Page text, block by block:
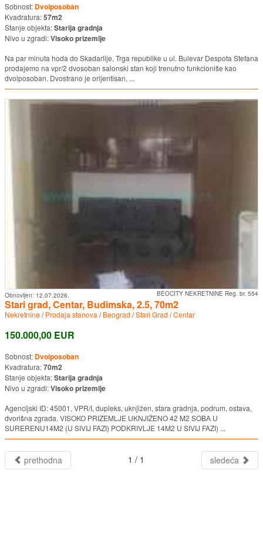
Sobnost: Dvoiposoban
Kvadratura:57m2
Stanje objekta:Starija gradnja
Nivo u zgradi:Visoko prizemlje
Na par minuta hoda do Skadarlije, Trga republike u ul. Bulevar Despota Stefana
prodajemo na vpr/2 dvosoban salonski stan koji trenutno funkcioniše kao
dvoiposoban. Dvostrano je orijentisan, ...
BEOCITY NEKRETNINE Reg. br. 554
Obnovljen: 12.07.2026.
Stari grad, Centar, Budimska, 2.5, 70m2
Nekretnine/Prodaja stanova /Beograd /Stari Grad /Centar
150.000,00 EUR
Sobnost: Dvoiposoban
Kvadratura:70m2
Stanje objekta:Starija gradnja
Nivo u zgradi:Visoko prizemlje
Agencijski ID: 45001, VPR/I, dupleks, uknjižen, stara gradnja, podrum, ostava,
dvorišna zgrada. VISOKO PRIZEMLJE UKNJIŽENO 42 M2 SOBA U
SURERENU14M2 (U SIVIJ FAZI) PODKRIVLJE 14M2 U SIVIJ FAZI) ...
prethodna 1 / 1 sledeća